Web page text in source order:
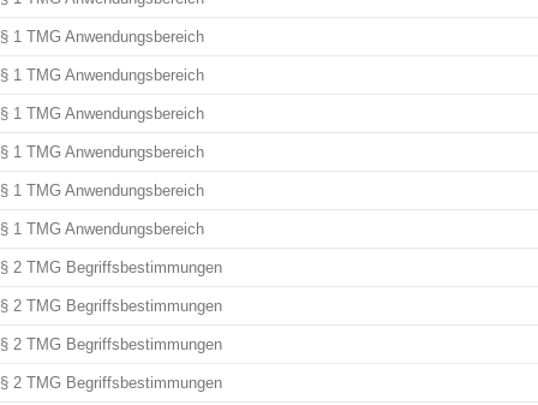
§ 1 TMG Anwendungsbereich
§ 1 TMG Anwendungsbereich
§ 1 TMG Anwendungsbereich
§ 1 TMG Anwendungsbereich
§ 1 TMG Anwendungsbereich
§ 1 TMG Anwendungsbereich
§ 2 TMG Begriffsbestimmungen
§ 2 TMG Begriffsbestimmungen
§ 2 TMG Begriffsbestimmungen
§ 2 TMG Begriffsbestimmungen